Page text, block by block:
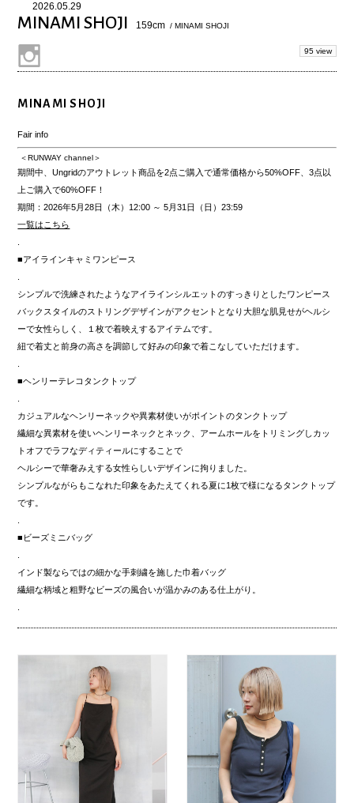
2026.05.29
MINAMI SHOJI 159cm / MINAMI SHOJI
95 view
MINAMI SHOJI
Fair info
＜RUNWAY channel＞
期間中、Ungridのアウトレット商品を2点ご購入で通常価格から50%OFF 、3点以
上ご購入で60%OFF ！
期間：2026年5月28日（木）12:00 ～ 5月31日（日）23:59
一覧はこちら
■アイラインキャミワンピース
シンプルで洗練されたようなアイラインシルエットのすっきりとしたワンピース
バックスタイルのストリングデザインがアクセントとなり大胆な肌見せがヘルシ
ーで女性らしく、１枚で着映えするアイテムです。
紐で着丈と前身の高さを調節して好みの印象で着こなしていただけます。
■ヘンリーテレコタンクトップ
カジュアルなヘンリーネックや異素材使いがポイントのタンクトップ
繊細な異素材を使いヘンリーネックとネック、アームホールをトリミングしカッ
トオフでラフなディティールにすることで
ヘルシーで華奢みえする女性らしいデザインに拘りました。
シンプルながらもこなれた印象をあたえてくれる夏に1枚で様になるタンクトップ
です。
■ビーズミニバッグ
インド製ならではの細かな手刺繍を施した巾着バッグ
繊細な柄域と粗野なビーズの風合いが温かみのある仕上がり。